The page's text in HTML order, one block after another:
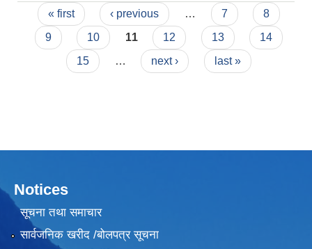
Pages
« first ‹ previous … 7
8
9
10 11 12 13
14
15
… next › last »
Notices
सूचना तथा समाचार
सार्वजनिक खरीद /बोलपत्र सूचना